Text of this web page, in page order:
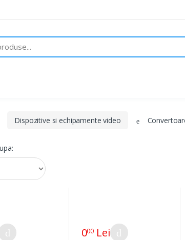
Dispozitive si echipamente video
000 Lei